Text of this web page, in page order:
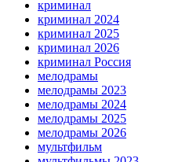
криминал
криминал 2024
криминал 2025
криминал 2026
криминал Россия
мелодрамы
мелодрамы 2023
мелодрамы 2024
мелодрамы 2025
мелодрамы 2026
мультфильм